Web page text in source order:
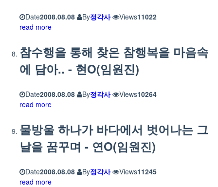
Date2008.08.08 By정각사 Views11022
read more
참수행을 통해 찾은 참행복을 마음속
에 담아.. - 현O(임원진)
Date2008.08.08 By정각사 Views10264
read more
물방울 하나가 바다에서 벗어나는 그
날을 꿈꾸며 - 연O(임원진)
Date2008.08.08 By정각사 Views11245
read more